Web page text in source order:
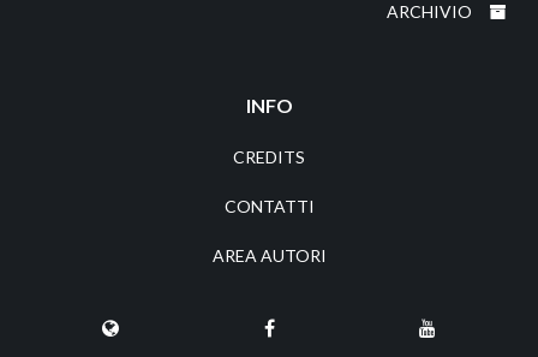
ARCHIVIO
INFO
CREDITS
CONTATTI
AREA AUTORI